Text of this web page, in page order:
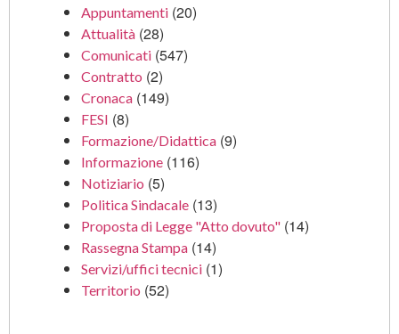
Appuntamenti (20)
Attualità (28)
Comunicati (547)
Contratto (2)
Cronaca (149)
FESI (8)
Formazione/Didattica (9)
Informazione (116)
Notiziario (5)
Politica Sindacale (13)
Proposta di Legge "Atto dovuto" (14)
Rassegna Stampa (14)
Servizi/uffici tecnici (1)
Territorio (52)